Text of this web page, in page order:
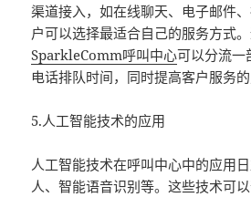
渠道接入，如在线聊天、电子邮件
户可以选择最适合自己的服务方式。
SparkleComm呼叫中心可以分流一
电话排队时间，同时提高客户服务的
5.人工智能技术的应用
人工智能技术在呼叫中心中的应用
人、智能语音识别等。这些技术可